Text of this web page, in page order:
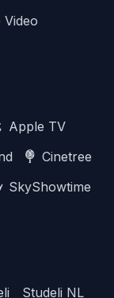
Apple TV
Cinetree
SkyShowtime
Studeli NL